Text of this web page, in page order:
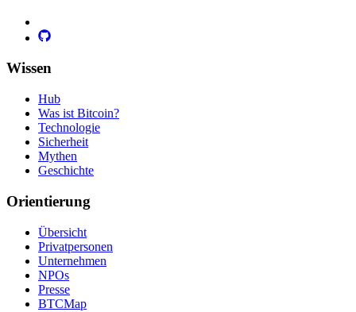
Wissen
Hub
Was ist Bitcoin?
Technologie
Sicherheit
Mythen
Geschichte
Orientierung
Übersicht
Privatpersonen
Unternehmen
NPOs
Presse
BTCMap